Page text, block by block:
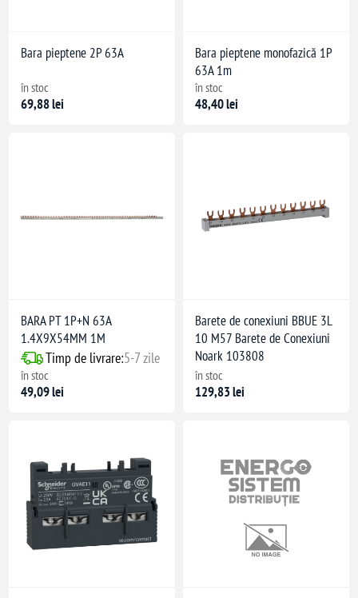
Bara pieptene 2P 63A
în stoc
69,88 lei
Bara pieptene monofazică 1P
63A 1m
în stoc
48,40 lei
BARA PT 1P+N 63A
1.4X9X54MM 1M
Timp de livrare:5-7 zile
în stoc
49,09 lei
Barete de conexiuni BBUE 3L
10 M57 Barete de Conexiuni
Noark 103808
în stoc
129,83 lei